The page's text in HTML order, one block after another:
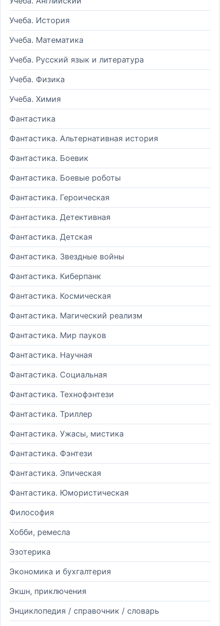
Учеба. История
Учеба. Математика
Учеба. Русский язык и литература
Учеба. Физика
Учеба. Химия
Фантастика
Фантастика. Альтернативная история
Фантастика. Боевик
Фантастика. Боевые роботы
Фантастика. Героическая
Фантастика. Детективная
Фантастика. Детская
Фантастика. Звездные войны
Фантастика. Киберпанк
Фантастика. Космическая
Фантастика. Магический реализм
Фантастика. Мир пауков
Фантастика. Научная
Фантастика. Социальная
Фантастика. Технофэнтези
Фантастика. Триллер
Фантастика. Ужасы, мистика
Фантастика. Фэнтези
Фантастика. Эпическая
Фантастика. Юмористическая
Философия
Хобби, ремесла
Эзотерика
Экономика и бухгалтерия
Экшн, приключения
Энциклопедия / справочник / словарь